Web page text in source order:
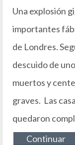
Una explosión
importantes
de Londres.
descuido de
muertos y
graves. Las
quedaron
Continuar